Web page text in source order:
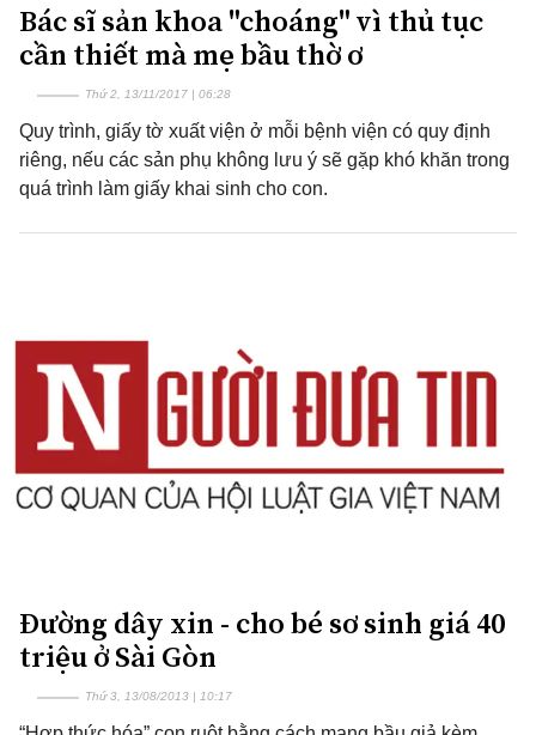
Bác sĩ sản khoa "choáng" vì thủ tục
cần thiết mà mẹ bầu thờ ơ
Thứ 2, 13/11/2017 | 06:28
Quy trình, giấy tờ xuất viện ở mỗi bệnh viện có quy định
riêng, nếu các sản phụ không lưu ý sẽ gặp khó khăn trong
quá trình làm giấy khai sinh cho con.
Đường dây xin - cho bé sơ sinh giá 40
triệu ở Sài Gòn
Thứ 3, 13/08/2013 | 10:17